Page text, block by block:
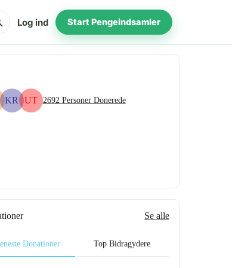
Log ind Start Pengeindsamler
KR UT 2692 Personer Donerede
Se alle
Donationer Top Bidragydere